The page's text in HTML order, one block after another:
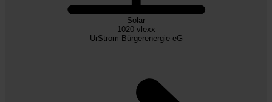
Solar
1020 vlexx
UrStrom Bürgerenergie eG